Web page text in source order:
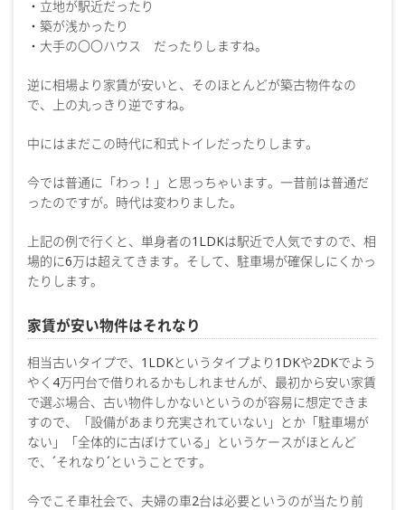
・立地が駅近だったり
・築が浅かったり
・大手の〇〇ハウス だったりしますね。
逆に相場より家賃が安いと、そのほとんどが築古物件なの
で、上の丸っきり逆ですね。
中にはまだこの時代に和式トイレだったりします。
今では普通に「わっ！」と思っちゃいます。一昔前は普通だ
ったのですが。時代は変わりました。
上記の例で行くと、単身者の1LDKは駅近で人気ですので、相
場的に6万は超えてきます。そして、駐車場が確保しにくかっ
たりします。
家賃が安い物件はそれなり
相当古いタイプで、1LDKというタイプより1DKや2DKでよう
やく4万円台で借りれるかもしれませんが、最初から安い家賃
で選ぶ場合、古い物件しかないというのが容易に想定できま
すので、「設備があまり充実されていない」とか「駐車場が
ない」「全体的に古ぼけている」というケースがほとんど
で、´それなり´ということです。
今でこそ車社会で、夫婦の車2台は必要というのが当たり前